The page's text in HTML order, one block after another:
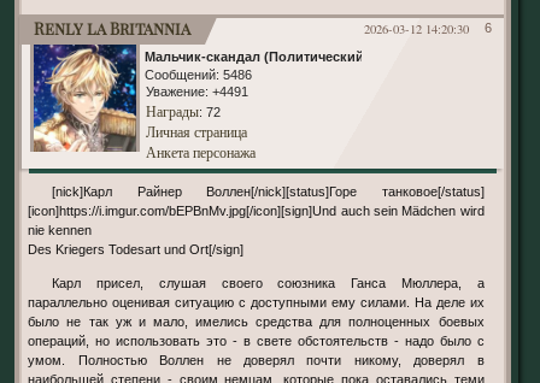
6
2026-03-12 14:20:30
Renly la Britannia
Мальчик-скандал (Политический)
Сообщений: 5486
Уважение: +4491
Награды: 72
Личная страница
Анкета персонажа
[nick]Карл Райнер Воллен[/nick][status]Горе танковое[/status]
[icon]https://i.imgur.com/bEPBnMv.jpg[/icon][sign]Und auch sein Mädchen wird
nie kennen
Des Kriegers Todesart und Ort[/sign]
Карл присел, слушая своего союзника Ганса Мюллера, а
параллельно оценивая ситуацию с доступными ему силами. На деле их
было не так уж и мало, имелись средства для полноценных боевых
операций, но использовать это - в свете обстоятельств - надо было с
умом. Полностью Воллен не доверял почти никому, доверял в
наибольшей степени - своим немцам, которые пока оставались теми